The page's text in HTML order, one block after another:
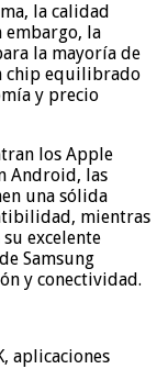
la calidad
embargo, la
la mayoría de
chip equilibrado
y precio
los Apple
Android, las
una sólida
mientras
excelente
Samsung
y conectividad.
aplicaciones